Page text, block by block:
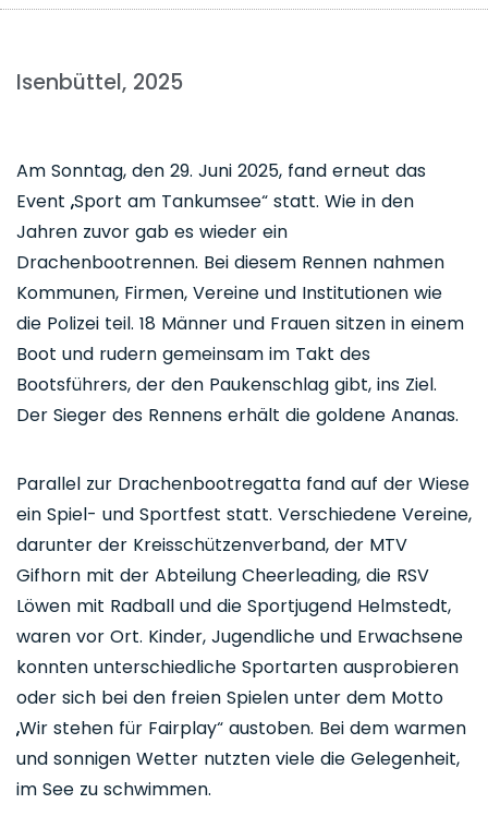
Isenbüttel, 2025
Am Sonntag, den 29. Juni 2025, fand erneut das
Event „Sport am Tankumsee“ statt. Wie in den
Jahren zuvor gab es wieder ein
Drachenbootrennen. Bei diesem Rennen nahmen
Kommunen, Firmen, Vereine und Institutionen wie
die Polizei teil. 18 Männer und Frauen sitzen in einem
Boot und rudern gemeinsam im Takt des
Bootsführers, der den Paukenschlag gibt, ins Ziel.
Der Sieger des Rennens erhält die goldene Ananas.
Parallel zur Drachenbootregatta fand auf der Wiese
ein Spiel- und Sportfest statt. Verschiedene Vereine,
darunter der Kreisschützenverband, der MTV
Gifhorn mit der Abteilung Cheerleading, die RSV
Löwen mit Radball und die Sportjugend Helmstedt,
waren vor Ort. Kinder, Jugendliche und Erwachsene
konnten unterschiedliche Sportarten ausprobieren
oder sich bei den freien Spielen unter dem Motto
„Wir stehen für Fairplay“ austoben. Bei dem warmen
und sonnigen Wetter nutzten viele die Gelegenheit,
im See zu schwimmen.